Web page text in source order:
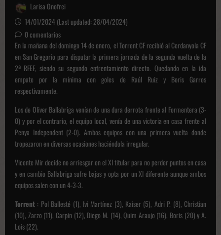
Larisa Onofrei
14/01/2024 (Last updated: 28/04/2024)
0 comentarios
En la mañana del domingo 14 de enero, el Torrent CF recibió al Cerdanyola CF
en San Gregorio para disputar la primera jornada de la segunda vuelta de la
2ª RFEF, siendo su segundo enfrentamiento directo. Quedando en la ida
empate por la mínima con goles de Raúl Ruiz y Boris Garros
respectivamente.
Los de Oliver Ballabriga venían de una dura derrota frente al Formentera (3-
0) y por el contrario, el equipo local, venía de una victoria en casa frente al
Penya Independent (2-0). Ambos equipos con una primera vuelta donde
tropezaron en diversas ocasiones haciéndola irregular.
Vicente Mir decide no arriesgar en el XI titular para no perder puntos en casa
y en cambio Ballabriga sufre bajas y opta por un XI diferente aunque ambos
equipos salen con un 4-3-3.
Torrent : Pol Ballesté (1), Ivi Martínez (3), Kaiser (5), Adri P. (8), Christian
(10), Zarzo (11), Carpin (12), Diego M. (14), Quim Araujo (16), Boris (20) y A.
Lois (22).